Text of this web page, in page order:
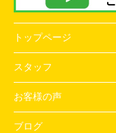
トップページ
スタッフ
お客様の声
ブログ